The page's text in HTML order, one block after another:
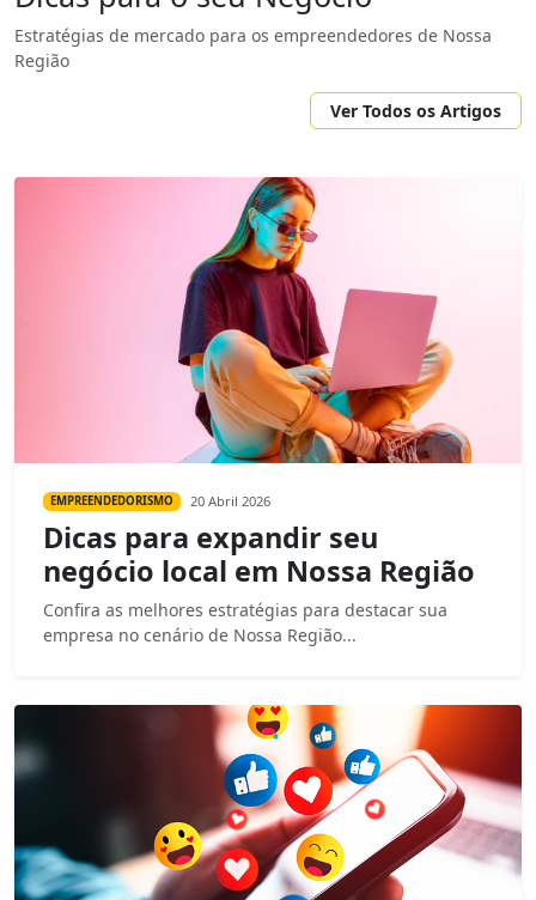
Estratégias de mercado para os empreendedores de Nossa
Região
Ver Todos os Artigos
EMPREENDEDORISMO 20 Abril 2026
Dicas para expandir seu
negócio local em Nossa Região
Confira as melhores estratégias para destacar sua
empresa no cenário de Nossa Região...